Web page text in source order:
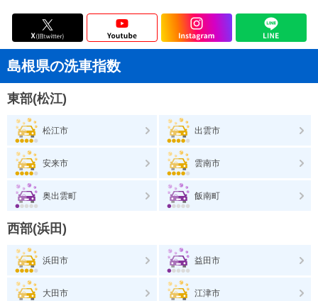
島根県の洗車指数
東部(松江)
松江市 出雲市
安来市 雲南市
奥出雲町 飯南町
西部(浜田)
浜田市 益田市
大田市 江津市